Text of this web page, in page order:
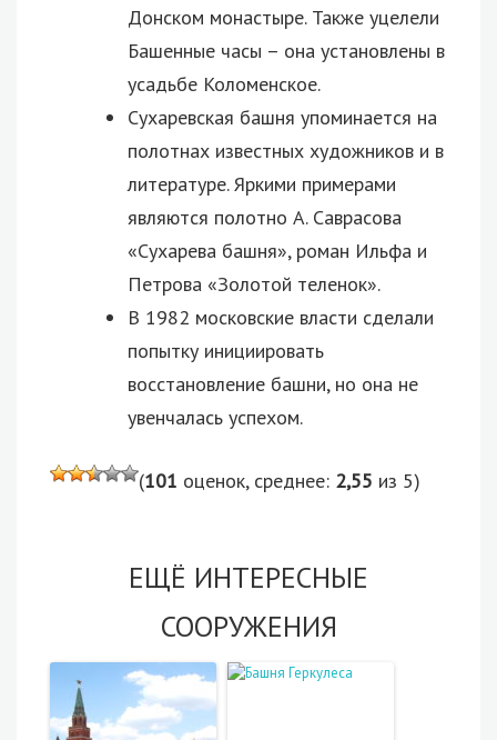
Донском монастыре. Также уцелели
Башенные часы – она установлены в
усадьбе Коломенское.
Сухаревская башня упоминается на
полотнах известных художников и в
литературе. Яркими примерами
являются полотно А. Саврасова
«Сухарева башня», роман Ильфа и
Петрова «Золотой теленок».
В 1982 московские власти сделали
попытку инициировать
восстановление башни, но она не
увенчалась успехом.
(101 оценок, среднее: 2,55 из 5)
ЕЩЁ ИНТЕРЕСНЫЕ
СООРУЖЕНИЯ